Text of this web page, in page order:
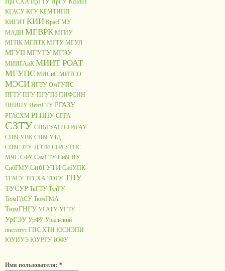
ИрГСХА ИрГТУ ИрГУ
КГАСУ КГУ КЕМТИПП
КИГИТ КИИ КрасГМУ
МАДИ МГВРК МГИУ
МГПК МГПТК МГТУ МГУЛ
МГУПМГУТУМГЭУ
МИИГАиК МИИТ РОАТ
МГУПС МИСиС МИТСО
МЭСИ НГТУ ОмГУПС
ПГТУ ПГУ ПГУТИ ПИФСИН
ПНИПУ ПензГТУ РГАЗУ
РГАСХМ РГППУ СГГА
СЗТУ СПБГУАП СПбГАУ
СПбГУВК СПбГУТД
СПбГЭТУ-ЛЭТИ СПб УГПС
МЧС СФУ СамГТУ СибГИУ
СибГМУ СибГУТИ СибУПК
ТГАСУ ТГСХА ТОГУ ТПУ
ТУСУР ТвГТУ ТулГУ
ТюмГАСУ ТюмГМА
ТюмГНГУ УГАТУ УГТУ
УрГЭУ УрФУ Уральский
институт ГПС ХТИ ЮСИЭПИ
ЮУИУЭ ЮУРГУ ЮФУ
Имя пользователя: *